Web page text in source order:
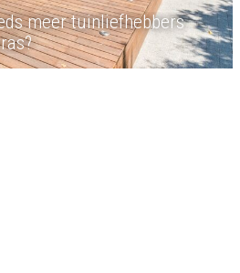
meer tuinliefhebbers